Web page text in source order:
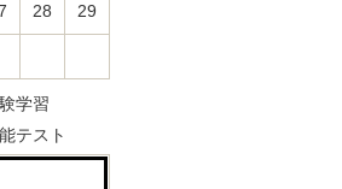
28 29
学習
テスト